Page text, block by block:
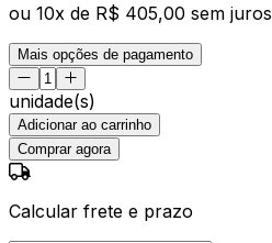
ou 10x de R$ 405,00 sem juros
Mais opções de pagamento
unidade(s)
Adicionar ao carrinho
Comprar agora
Calcular frete e prazo